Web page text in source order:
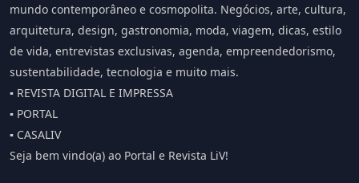
mundo contemporâneo e cosmopolita. Negócios, arte, cultura,
arquitetura, design, gastronomia, moda, viagem, dicas, estilo
de vida, entrevistas exclusivas, agenda, empreendedorismo,
sustentabilidade, tecnologia e muito mais.
▪️ REVISTA DIGITAL E IMPRESSA
▪️ PORTAL
▪️ CASALIV
Seja bem vindo(a) ao Portal e Revista LiV!